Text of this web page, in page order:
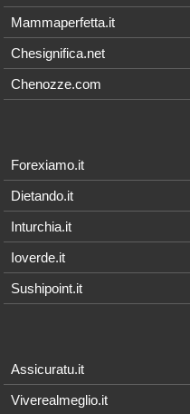
Mammaperfetta.it
Chesignifica.net
Chenozze.com
Forexiamo.it
Dietando.it
Inturchia.it
Ioverde.it
Sushipoint.it
Assicuratu.it
Viverealmeglio.it